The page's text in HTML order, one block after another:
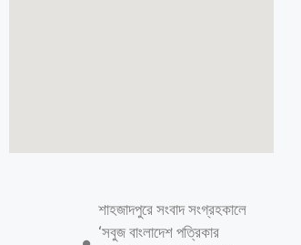
শাহজাদপুরে সংবাদ সংগ্রহকালে
‘সবুজ বাংলাদেশ পত্রিকার